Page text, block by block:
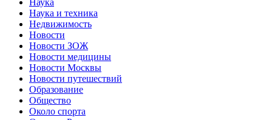
Наука и техника
Недвижимость
Новости
Новости ЗОЖ
Новости медицины
Новости Москвы
Новости путешествий
Образование
Общество
Около спорта